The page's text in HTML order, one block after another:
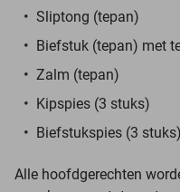
Sliptong (tepan)
Biefstuk (tepan) met
Zalm (tepan)
Kipspies (3 stuks)
Biefstukspies (3 stuks)
Alle hoofdgerechten